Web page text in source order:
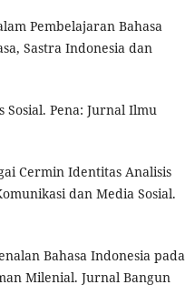
Pembelajaran Bahasa
Sastra Indonesia dan
Sosial. Pena: Jurnal Ilmu
Cermin Identitas Analisis
dan Media Sosial.
Bahasa Indonesia pada
Milenial. Jurnal Bangun